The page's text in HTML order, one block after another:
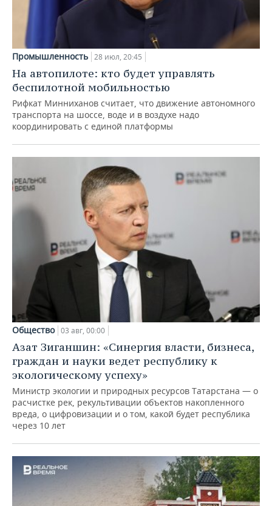
Промышленность 28 июл, 20:45
На автопилоте: кто будет управлять
беспилотной мобильностью
Рифкат Минниханов считает, что движение автономного
транспорта на шоссе, воде и в воздухе надо
координировать с единой платформы
Общество 03 авг, 00:00
Азат Зиганшин: «Синергия власти, бизнеса,
граждан и науки ведет республику к
экологическому успеху»
Министр экологии и природных ресурсов Татарстана — о
расчистке рек, рекультивации объектов накопленного
вреда, о цифровизации и о том, какой будет республика
через 10 лет